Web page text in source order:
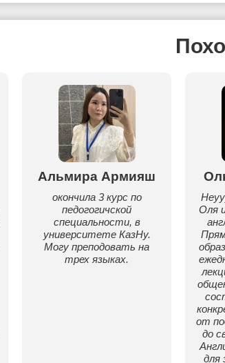
Альмира Армияш
окончила 3 курс по
педогогичской
специальности, в
университете КазНу.
Могу преподовать на
трех языках.
Оля
от
до
для